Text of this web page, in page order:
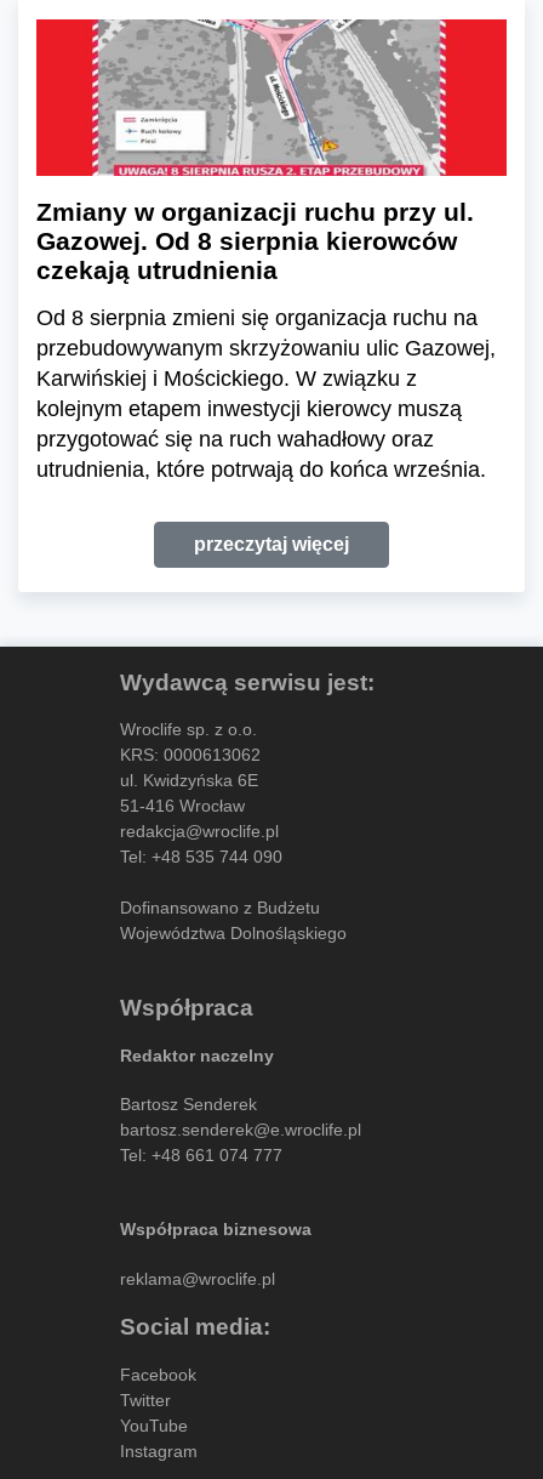
Zmiany w organizacji ruchu przy ul.
Gazowej. Od 8 sierpnia kierowców
czekają utrudnienia
Od 8 sierpnia zmieni się organizacja ruchu na
przebudowywanym skrzyżowaniu ulic Gazowej,
Karwińskiej i Mościckiego. W związku z
kolejnym etapem inwestycji kierowcy muszą
przygotować się na ruch wahadłowy oraz
utrudnienia, które potrwają do końca września.
przeczytaj więcej
Wydawcą serwisu jest:
Wroclife sp. z o.o.
KRS: 0000613062
ul. Kwidzyńska 6E
51-416 Wrocław
redakcja@wroclife.pl
Tel: +48 535 744 090
Dofinansowano z Budżetu
Województwa Dolnośląskiego
Współpraca
Redaktor naczelny
Bartosz Senderek
bartosz.senderek@e.wroclife.pl
Tel: +48 661 074 777
Współpraca biznesowa
reklama@wroclife.pl
Social media:
Facebook
Twitter
YouTube
Instagram